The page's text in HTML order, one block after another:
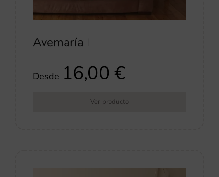
Avemaría I
Desde 16,00€
Ver producto